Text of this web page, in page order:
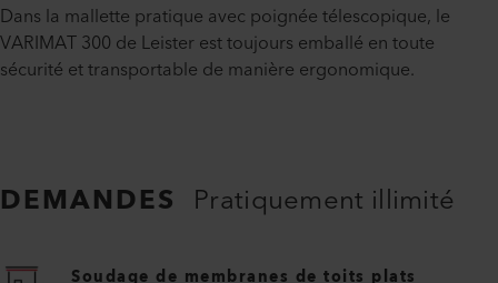
Dans la mallette pratique avec poignée télescopique, le
VARIMAT 300 de Leister est toujours emballé en toute
sécurité et transportable de manière ergonomique.
DEMANDES Pratiquement illimité
Soudage de membranes de toits plats